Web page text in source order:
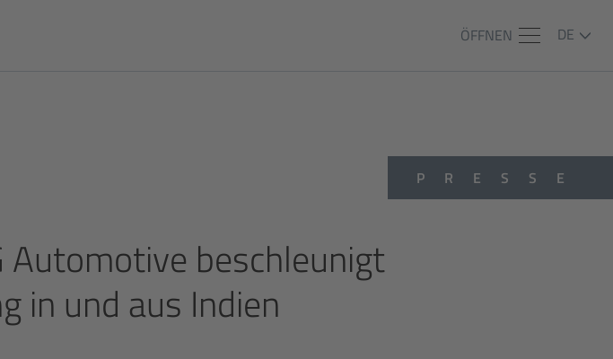
ÖFFNEN DE
PRESSE
Automotive beschleunigt
in und aus Indien